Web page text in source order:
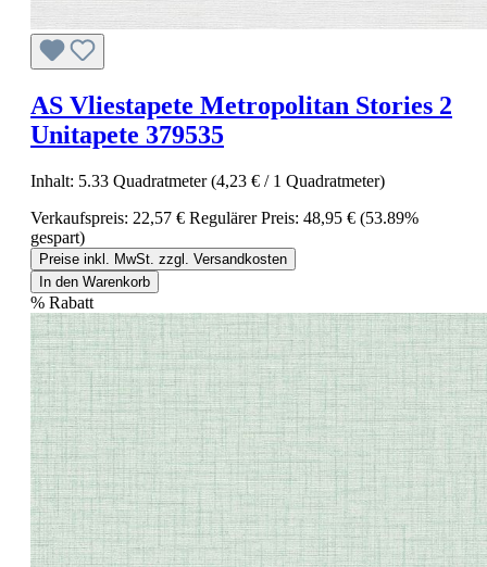
AS Vliestapete Metropolitan Stories 2
Unitapete 379535
Inhalt: 5.33 Quadratmeter(4,23 € / 1 Quadratmeter)
Verkaufspreis: 22,57 € Regulärer Preis: 48,95 € (53.89%
gespart)
Preise inkl. MwSt. zzgl. Versandkosten
In den Warenkorb
% Rabatt